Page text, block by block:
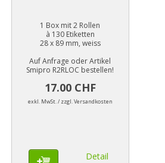
1 Box mit 2 Rollen
à 130 Etiketten
28 x 89 mm, weiss
Auf Anfrage oder Artikel
Smipro R2RLOC bestellen!
17.00 CHF
exkl. MwSt. / zzgl. Versandkosten
Detail